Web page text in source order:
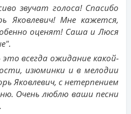
звучат голоса! Спасибо
Яковлевич! Мне кажется,
оценят! Саша и Люся
это всегда ожидание какой-
изюминки и в мелодии
Яковлевич, с нетерпением
Очень люблю ваши песни